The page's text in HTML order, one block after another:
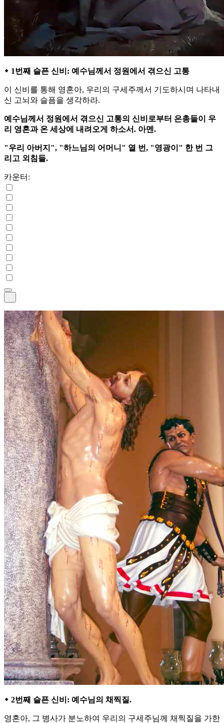
᛭ 1번째 슬픈 신비: 예수님께서 정원에서 겪으신 고통
이 신비를 통해 영혼아, 우리의 구세주께서 기도하시며 나타내
신 고뇌와 슬픔을 생각하라.
예수님께서 정원에서 겪으신 고통의 신비로부터 은총들이 우
리 영혼과 온 세상에 내려오게 하소서. 아멘.
"우리 아버지", "하느님의 어머니" 열 번, "영광이" 한 번 그
리고 외침들.
카운터:
᛭ 2번째 슬픈 신비: 예수님의 채찍질.
영혼아, 그 병사가 분노하여 우리의 구세주님께 채찍질을 가한